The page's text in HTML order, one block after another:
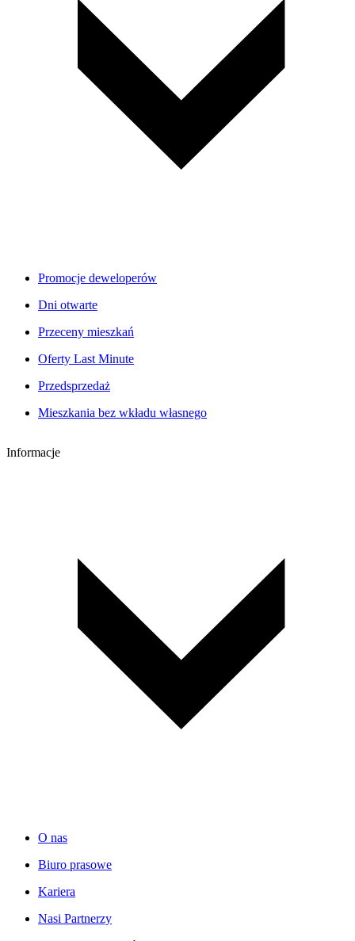
Promocje deweloperów
Dni otwarte
Przeceny mieszkań
Oferty Last Minute
Przedsprzedaż
Mieszkania bez wkładu własnego
Informacje
O nas
Biuro prasowe
Kariera
Nasi Partnerzy